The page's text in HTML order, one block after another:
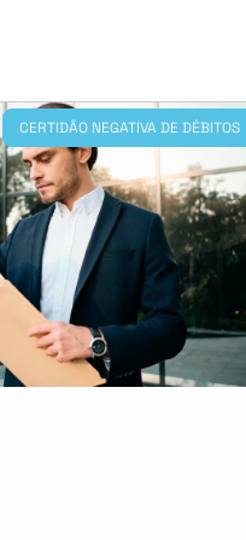
CERTIDÃO NEGATIVA DE DÉBITOS